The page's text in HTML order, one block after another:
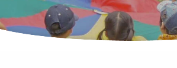
ケンパ高田園
ケンパ池上園
ケンパ井の頭本園・分園